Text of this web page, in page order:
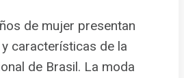
de mujer presentan
características de la
de Brasil. La moda